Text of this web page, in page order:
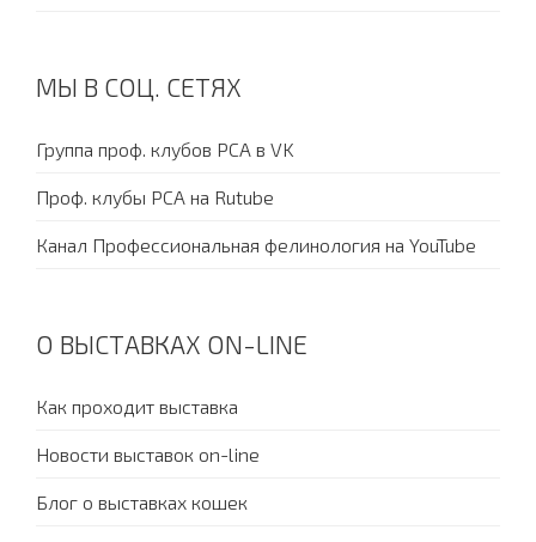
МЫ В СОЦ. СЕТЯХ
Группа проф. клубов PCA в VK
Проф. клубы PCA на Rutube
Канал Профессиональная фелинология на YouTube
О ВЫСТАВКАХ ON-LINE
Как проходит выставка
Новости выставок on-line
Блог о выставках кошек